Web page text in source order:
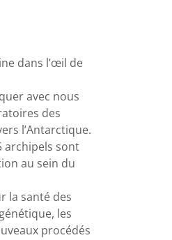
dans l’œil de
avec nous
des
l’Antarctique.
archipels sont
au sein du
la santé des
les
procédés